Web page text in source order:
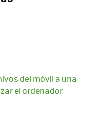
del móvil a una
el ordenador